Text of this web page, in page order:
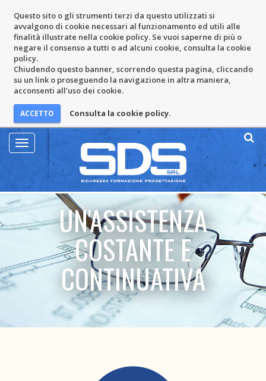
Questo sito o gli strumenti terzi da questo utilizzati si
avvalgono di cookie necessari al funzionamento ed utili alle
finalità illustrate nella cookie policy. Se vuoi saperne di più o
negare il consenso a tutti o ad alcuni cookie, consulta la cookie
policy.
Chiudendo questo banner, scorrendo questa pagina, cliccando
su un link o proseguendo la navigazione in altra maniera,
acconsenti all’uso dei cookie.
Consulta la cookie policy.
Mostra
Menu
UN'ASSISTENZA
COSTANTE E
CONTINUATIVA